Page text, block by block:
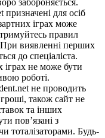
для осіб
іграх може
правил
При виявленні перших
до спеціаліста.
іграх не може бути
роботі.
не проводить
гроші, також сайт не
та інших
пов’язані з
тоталізаторами. Будь-